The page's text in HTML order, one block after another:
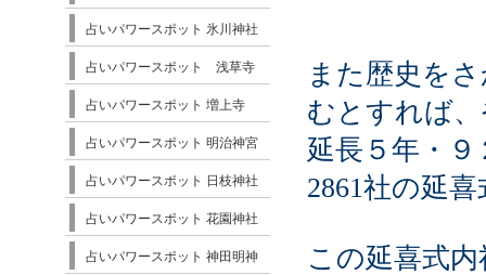
また歴史を
むとすれば
延長５年・
2861社の延
この延喜式
占いパワースポット 氷川神社
占いパワースポット 浅草寺
占いパワースポット 増上寺
占いパワースポット 明治神宮
占いパワースポット 日枝神社
占いパワースポット 花園神社
占いパワースポット 神田明神